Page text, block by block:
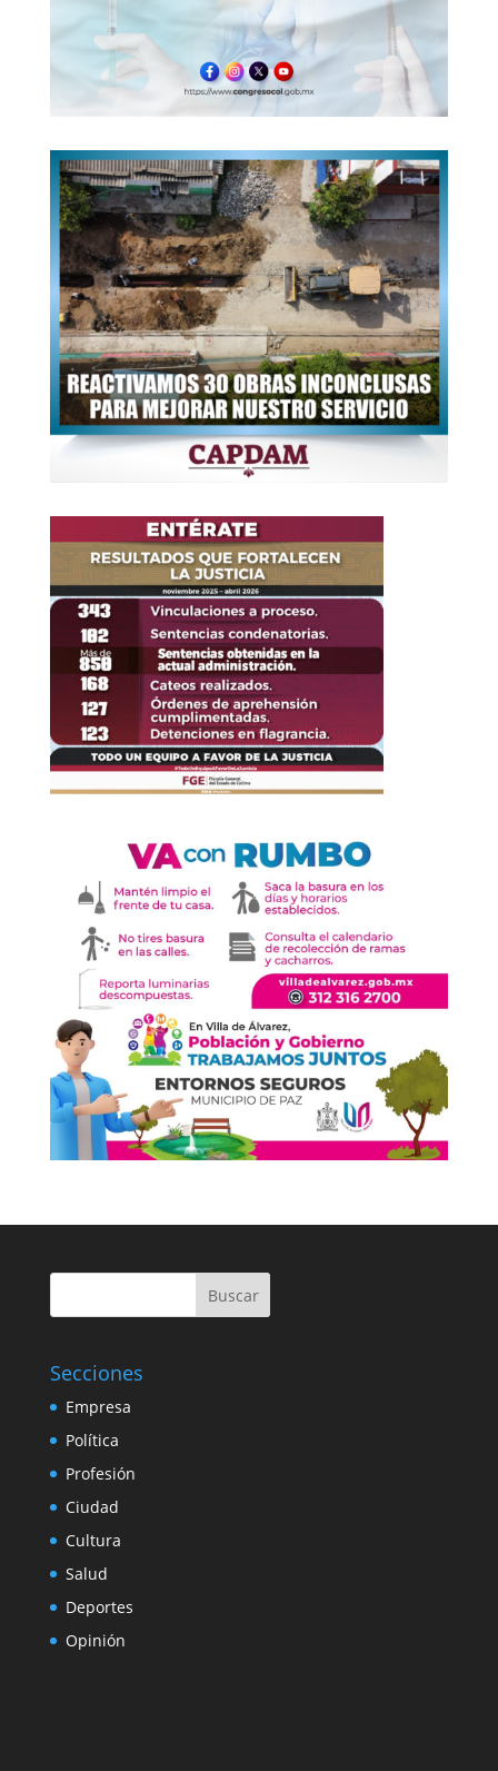
Buscar
Secciones
Empresa
Política
Profesión
Ciudad
Cultura
Salud
Deportes
Opinión